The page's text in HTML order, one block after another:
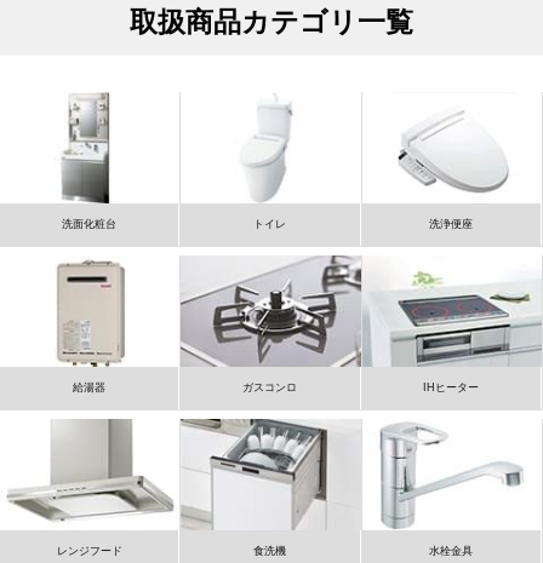
取扱商品カテゴリ一覧
洗面化粧台 トイレ 洗浄便座
給湯器 ガスコンロ IHヒーター
レンジフード 食洗機 水栓金具